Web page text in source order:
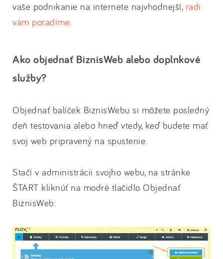
vaše podnikanie na internete najvhodnejší, radi
vám poradíme.
Ako objednať BiznisWeb alebo doplnkové
služby?
Objednať balíček BiznisWebu si môžete posledný
deň testovania alebo hneď vtedy, keď budete mať
svoj web pripravený na spustenie.
Stačí v administrácii svojho webu, na stránke
ŠTART kliknúť na modré tlačidlo Objednať
BiznisWeb: